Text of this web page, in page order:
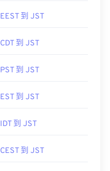
EEST 到 JST
CDT 到 JST
PST 到 JST
EST 到 JST
IDT 到 JST
CEST 到 JST